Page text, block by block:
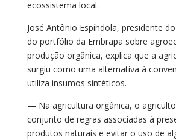
ecossistema local.
José Antônio Espíndola, presidente
do portfólio da Embrapa sobre
produção orgânica, explica que a
surgiu como uma alternativa à
utiliza insumos sintéticos.
— Na agricultura orgânica, o
conjunto de regras associadas à
produtos naturais e evitar o uso de